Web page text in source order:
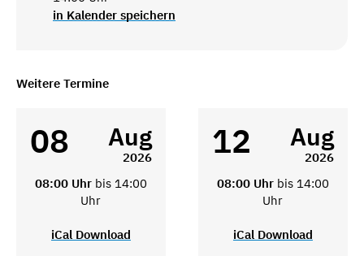
in Kalender speichern
Weitere Termine
08 Aug
2026
08:00 Uhr bis 14:00
Uhr
iCal Download
12 Aug
2026
08:00 Uhr bis 14:00
Uhr
iCal Download